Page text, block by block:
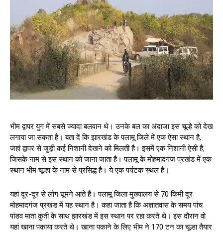
भीम द्वापर युग में सबसे ज्यादा बलवान थे। उनके बल का अंदाजा इस चूल्हे को देख
लगाया जा सकता है। बता दें कि झारखंड के पलामू जिले में एक ऐसा स्थान है,
जहां द्वापर से जुड़ी कई निशानी देखने को मिलती है। इसमें एक निशानी ऐसी है,
जिसके नाम से इस स्थान को जाना जाता है। पलामू के मोहमादगंज प्रखंड में एक
स्थान भीम चूल्हा के नाम से प्रसिद्ध है। ये एक पर्यटक स्थल है।
यहां दूर-दूर से लोग घूमने आते हैं। पलामू जिला मुख्यालय से 70 किमी दूर
मोहमादगंज प्रखंड में यह स्थान है। कहा जाता है कि अज्ञातवास के समय पांच
पांडव माता कुंती के साथ झारखंड में इस स्थान पर रहा करते थे। इस दौरान वो
यहां खाना पकाया करते थे। खाना पकाने के लिए भीम ने 170 टन का चूल्हा तैयार